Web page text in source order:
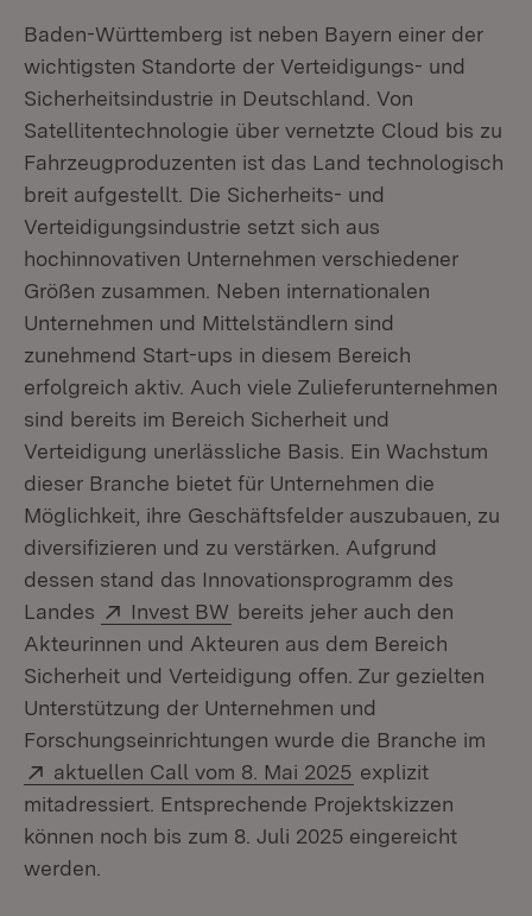
Baden-Württemberg ist neben Bayern einer der
wichtigsten Standorte der Verteidigungs- und
Sicherheitsindustrie in Deutschland. Von
Satellitentechnologie über vernetzte Cloud bis zu
Fahrzeugproduzenten ist das Land technologisch
breit aufgestellt. Die Sicherheits- und
Verteidigungsindustrie setzt sich aus
hochinnovativen Unternehmen verschiedener
Größen zusammen. Neben internationalen
Unternehmen und Mittelständlern sind
zunehmend Start-ups in diesem Bereich
erfolgreich aktiv. Auch viele Zulieferunternehmen
sind bereits im Bereich Sicherheit und
Verteidigung unerlässliche Basis. Ein Wachstum
dieser Branche bietet für Unternehmen die
Möglichkeit, ihre Geschäftsfelder auszubauen, zu
diversifizieren und zu verstärken. Aufgrund
dessen stand das Innovationsprogramm des
Landes
Extern:
Invest BW (Öffnet in neuem Fenster)
bereits jeher auch den
Akteurinnen und Akteuren aus dem Bereich
Sicherheit und Verteidigung offen. Zur gezielten
Unterstützung der Unternehmen und
Forschungseinrichtungen wurde die Branche im
Extern:
aktuellen Call vom 8. Mai 2025 (Öffnet in neuem
explizit
mitadressiert. Entsprechende Projektskizzen
können noch bis zum 8. Juli 2025 eingereicht
werden.